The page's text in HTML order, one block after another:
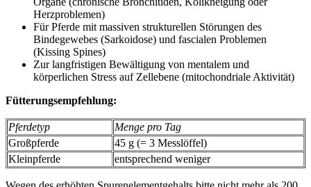
Herzproblemen)
Für Pferde mit massiven strukturellen Störungen des
Bindegewebes (Sarkoidose) und fascialen Problemen
(Kissing Spines)
Zur langfristigen Bewältigung von mentalem und
körperlichen Stress auf Zellebene (mitochondriale Aktivität)
Fütterungsempfehlung:
Pferdetyp
Menge pro Tag
Großpferde
45 g (= 3 Messlöffel)
Kleinpferde
entsprechend weniger